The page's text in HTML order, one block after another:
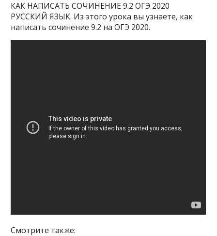
КАК НАПИСАТЬ СОЧИНЕНИЕ 9.2 ОГЭ 2020
РУССКИЙ ЯЗЫК. Из этого урока вы узнаете, как
написать сочинение 9.2 на ОГЭ 2020.
Смотрите также: